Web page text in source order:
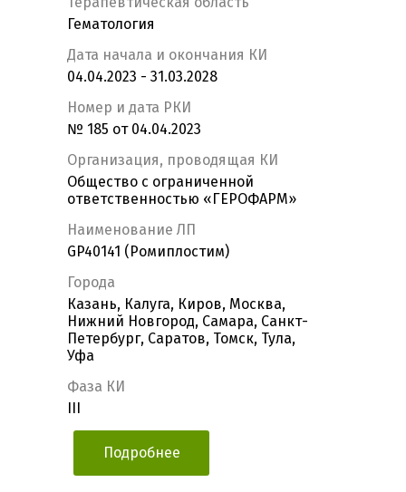
Гематология
Дата начала и окончания КИ
04.04.2023 - 31.03.2028
Номер и дата РКИ
№ 185 от 04.04.2023
Организация, проводящая КИ
Общество с ограниченной
ответственностью «ГЕРОФАРМ»
Наименование ЛП
GP40141 (Ромиплостим)
Города
Казань, Калуга, Киров, Москва,
Нижний Новгород, Самара, Санкт-
Петербург, Саратов, Томск, Тула,
Уфа
Фаза КИ
Подробнее